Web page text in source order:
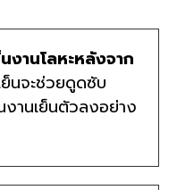
านโลหะหลังจาก
ย็นจะช่วยดูดซับ
านเย็นตัวลงอย่าง